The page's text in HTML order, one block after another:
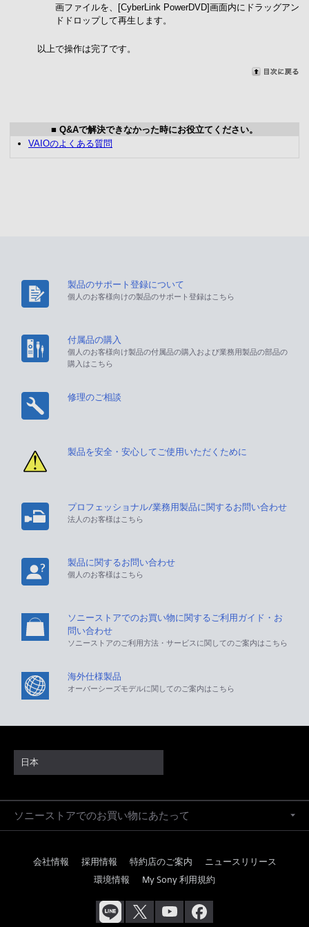
画ファイルを、[CyberLink PowerDVD]画面内にドラッグアン
ドドロップして再生します。
以上で操作は完了です。
■ Q&Aで解決できなかった時にお役立てください。
VAIOのよくある質問
製品のサポート登録について
個人のお客様向けの製品のサポート登録はこちら
付属品の購入
個人のお客様向け製品の付属品の購入および業務用製品の部品の
購入はこちら
修理のご相談
製品を安全・安心してご使用いただくために
プロフェッショナル/業務用製品に関するお問い合わせ
法人のお客様はこちら
製品に関するお問い合わせ
個人のお客様はこちら
ソニーストアでのお買い物に関するご利用ガイド・お
問い合わせ
ソニーストアのご利用方法・サービスに関してのご案内はこちら
海外仕様製品
オーバーシーズモデルに関してのご案内はこちら
日本
ソニーストアでのお買い物にあたって
会社情報 採用情報 特約店のご案内
ニュースリリース
環境情報
My Sony 利用規約